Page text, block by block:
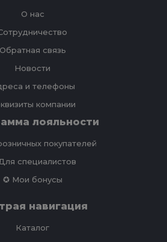
О нас
Обратная связь
Новости
и телефоны
компании
лояльности
покупателей
специалистов
✪ Мои бонусы
навигация
Каталог